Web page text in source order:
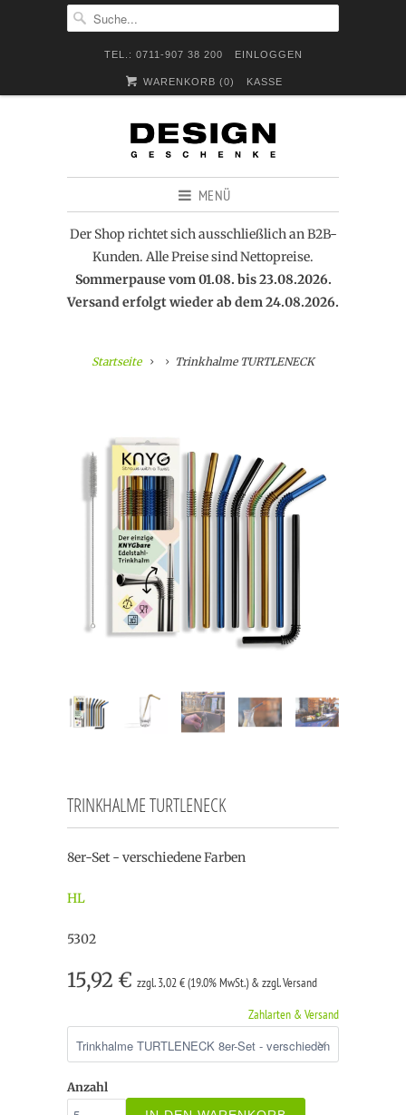
TEL.: 0711-907 38 200 EINLOGGEN
WARENKORB (0) KASSE
MENÜ
Der Shop richtet sich ausschließlich an B2B-
Kunden. Alle Preise sind Nettopreise.
Sommerpause vom 01.08. bis 23.08.2026.
Versand erfolgt wieder ab dem 24.08.2026.
Startseite Trinkhalme TURTLENECK
TRINKHALME TURTLENECK
8er-Set - verschiedene Farben
HL
5302
15,92 € zzgl. 3,02 € (19.0% MwSt.) & zzgl. Versand
Zahlarten & Versand
Anzahl